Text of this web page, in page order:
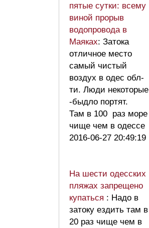
пятые сутки: всему
виной прорыв
водопровода в
Маяках: Затока
отличное место
самый чистый
воздух в одес обл-
ти. Люди некоторые
-быдло портят.
Там в 100 раз море
чище чем в одессе
2016-06-27 20:49:19
На шести одесских
пляжах запрещено
купаться : Надо в
затоку ездить там в
20 раз чище чем в